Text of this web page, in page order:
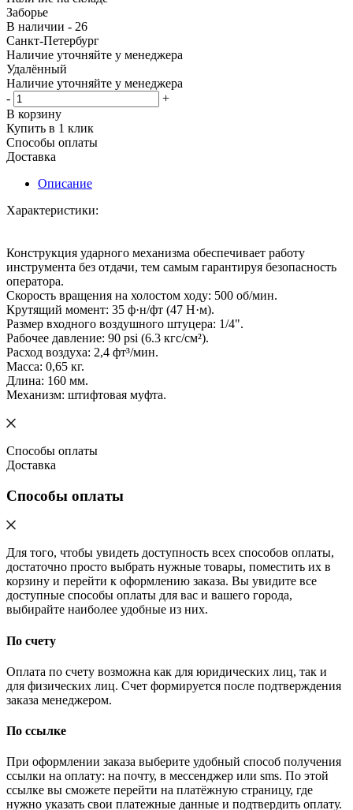
Заборье
В наличии - 26
Санкт-Петербург
Наличие уточняйте у менеджера
Удалённый
Наличие уточняйте у менеджера
-
+
В корзину
Купить в 1 клик
Способы оплаты
Доставка
Описание
Характеристики:
Конструкция ударного механизма обеспечивает работу
инструмента без отдачи, тем самым гарантируя безопасность
оператора.
Скорость вращения на холостом ходу: 500 об/мин.
Крутящий момент: 35 ф·н/фт (47 Н·м).
Размер входного воздушного штуцера: 1/4".
Рабочее давление: 90 psi (6.3 кгс/см²).
Расход воздуха: 2,4 фт³/мин.
Масса: 0,65 кг.
Длина: 160 мм.
Механизм: штифтовая муфта.
Способы оплаты
Доставка
Способы оплаты
Для того, чтобы увидеть доступность всех способов оплаты,
достаточно просто выбрать нужные товары, поместить их в
корзину и перейти к оформлению заказа. Вы увидите все
доступные способы оплаты для вас и вашего города,
выбирайте наиболее удобные из них.
По счету
Оплата по счету возможна как для юридических лиц, так и
для физических лиц. Счет формируется после подтверждения
заказа менеджером.
По ссылке
При оформлении заказа выберите удобный способ получения
ссылки на оплату: на почту, в мессенджер или sms. По этой
ссылке вы сможете перейти на платёжную страницу, где
нужно указать свои платежные данные и подтвердить оплату.